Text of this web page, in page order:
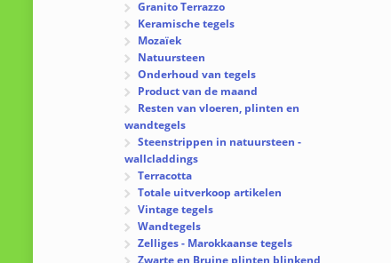
Granito Terrazzo
Keramische tegels
Mozaïek
Natuursteen
Onderhoud van tegels
Product van de maand
Resten van vloeren, plinten en
wandtegels
Steenstrippen in natuursteen -
wallcladdings
Terracotta
Totale uitverkoop artikelen
Vintage tegels
Wandtegels
Zelliges - Marokkaanse tegels